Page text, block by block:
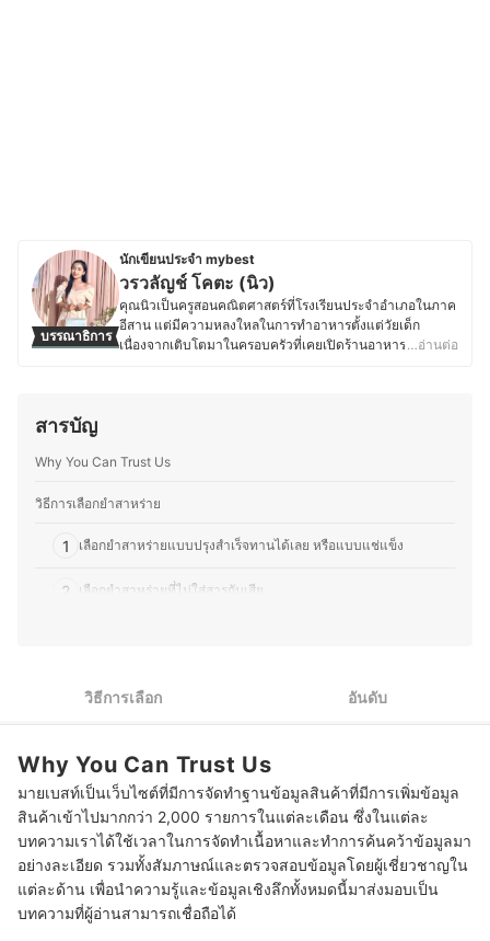
บรรณาธิการ
นักเขียนประจำ mybest
วรวลัญช์ โคตะ (นิว)
คุณนิวเป็นครูสอนคณิตศาสตร์ที่โรงเรียนประจำอำเภอในภาค
อีสาน แต่มีความหลงใหลในการทำอาหารตั้งแต่วัยเด็ก
เนื่องจากเติบโตมาในครอบครัวที่เคยเปิดร้านอาหาร ทำให้มี
เพื่อให้ผู้อ่านสามารถนำไปปรับใช้ในชีวิตประจำวันได้ง่ายขึ้น
อาหารที่สะดวกและเหมาะสมกับไลฟ์สไตล์ของแต่ละคน เพื่อ
ประวัติของ วรวลัญช์ โคตะ (นิว)
…อ่านต่อ
สารบัญ
Why You Can Trust Us
วิธีการเลือกยำสาหร่าย
1 เลือกยำสาหร่ายแบบปรุงสำเร็จทานได้เลย หรือแบบแช่แข็ง
2 เลือกยำสาหร่ายที่ไม่ใส่สารกันเสีย
วิธีการเลือก อันดับ
Why You Can Trust Us
มายเบสท์เป็นเว็บไซต์ที่มีการจัดทำฐานข้อมูลสินค้าที่มีการเพิ่มข้อมูล
สินค้าเข้าไปมากกว่า 2,000 รายการในแต่ละเดือน ซึ่งในแต่ละ
บทความเราได้ใช้เวลาในการจัดทำเนื้อหาและทำการค้นคว้าข้อมูลมา
อย่างละเอียด รวมทั้งสัมภาษณ์และตรวจสอบข้อมูลโดยผู้เชี่ยวชาญใน
แต่ละด้าน เพื่อนำความรู้และข้อมูลเชิงลึกทั้งหมดนี้มาส่งมอบเป็น
บทความที่ผู้อ่านสามารถเชื่อถือได้